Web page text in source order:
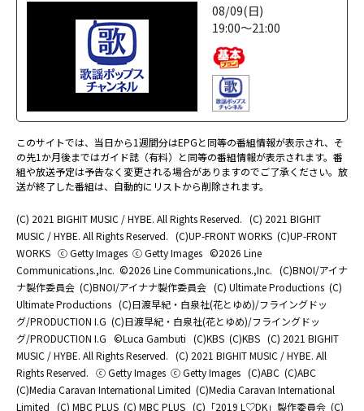
08/09(日)
19:00～21:00
このサイトでは、当日から1週間分はEPGと同等の番組情報が表示され、そ
の先1か月後まではガイド誌（有料）と同等の番組情報が表示されます。番
組や放送予定は予告なく変更される場合がありますのでご了承ください。放
送が終了した番組は、自動的にリストから削除されます。
(C) 2021 BIGHIT MUSIC / HYBE. All Rights Reserved. (C) 2021 BIGHIT
MUSIC / HYBE. All Rights Reserved. (C)UP-FRONT WORKS (C)UP-FRONT
WORKS ⓒ Getty Images ⓒ Getty Images ©2026 Line
Communications.,Inc. ©2026 Line Communications.,Inc. (C)BNOI/アイナ
ナ製作委員会 (C)BNOI/アイナナ製作委員会 (C) Ultimate Productions (C)
Ultimate Productions (C)日渡早紀・白泉社(花とゆめ)/フライングドッ
グ/PRODUCTION I.G (C)日渡早紀・白泉社(花とゆめ)/フライングドッ
グ/PRODUCTION I.G ©Luca Gambuti (C)KBS (C)KBS (C) 2021 BIGHIT
MUSIC / HYBE. All Rights Reserved. (C) 2021 BIGHIT MUSIC / HYBE. All
Rights Reserved. ⓒ Getty Images ⓒ Getty Images (C)ABC (C)ABC
(C)Media Caravan International Limited (C)Media Caravan International
Limited (C) MBC PLUS (C) MBC PLUS (C)「2019 L♡DK」製作委員会 (C)